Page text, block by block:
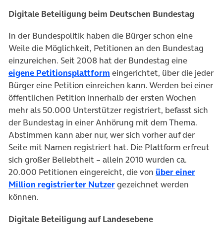
Digitale Beteiligung beim Deutschen Bundestag
In der Bundespolitik haben die Bürger schon eine
Weile die Möglichkeit, Petitionen an den Bundestag
einzureichen. Seit 2008 hat der Bundestag eine
eigene Petitionsplattform eingerichtet, über die jeder
Bürger eine Petition einreichen kann. Werden bei einer
öffentlichen Petition innerhalb der ersten Wochen
mehr als 50.000 Unterstützer registriert, befasst sich
der Bundestag in einer Anhörung mit dem Thema.
Abstimmen kann aber nur, wer sich vorher auf der
Seite mit Namen registriert hat. Die Plattform erfreut
sich großer Beliebtheit – allein 2010 wurden ca.
20.000 Petitionen eingereicht, die von über einer
Million registrierter Nutzergezeichnet werden
können.
Digitale Beteiligung auf Landesebene